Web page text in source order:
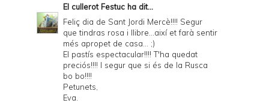
El cullerot Festuc ha dit...
Feliç dia de Sant Jordi Mercè!!!! Segur
que tindras rosa i llibre...així et farà sentir
més apropet de casa... ;)
El pastís espectacular!!!! T'ha quedat
preciós!!!! I segur que si és de la Rusca
bo bo!!!!
Petunets,
Eva.